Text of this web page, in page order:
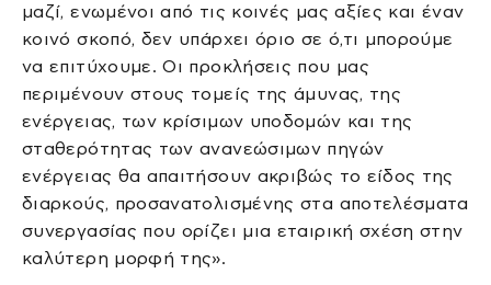
μαζί, ενωμένοι από τις κοινές μας αξίες και έναν
κοινό σκοπό, δεν υπάρχει όριο σε ό,τι μπορούμε
να επιτύχουμε. Οι προκλήσεις που μας
περιμένουν στους τομείς της άμυνας, της
ενέργειας, των κρίσιμων υποδομών και της
σταθερότητας των ανανεώσιμων πηγών
ενέργειας θα απαιτήσουν ακριβώς το είδος της
διαρκούς, προσανατολισμένης στα αποτελέσματα
συνεργασίας που ορίζει μια εταιρική σχέση στην
καλύτερη μορφή της».